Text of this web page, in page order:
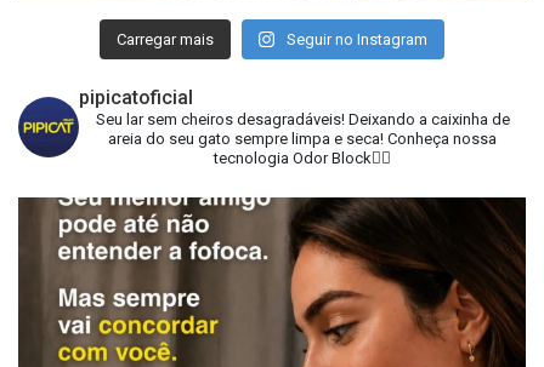
Carregar mais Seguir no Instagram
pipicatoficial
Seu lar sem cheiros desagradáveis!Deixando a caixinha de
areia do seu gato sempre limpa e seca! Conheça nossa
tecnologia Odor Block👇🏻